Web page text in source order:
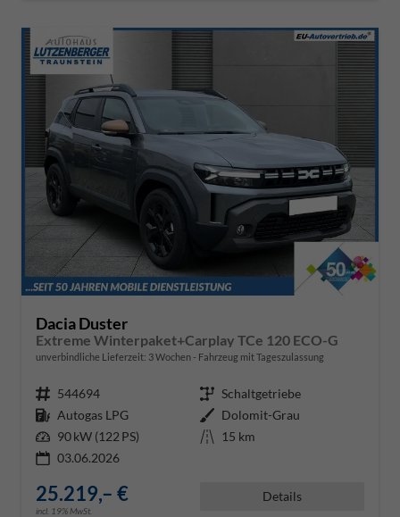
Dacia Duster
Extreme Winterpaket+Carplay TCe 120 ECO-G
unverbindliche Lieferzeit: 3 Wochen Fahrzeug mit Tageszulassung
Fahrzeugnr. 544694 Getriebe Schaltgetriebe
Kraftstoff Autogas LPG Außenfarbe Dolomit-Grau
Leistung 90 kW (122 PS) Kilometerstand 15 km
03.06.2026
25.219,– €
incl. 19% MwSt.
Details